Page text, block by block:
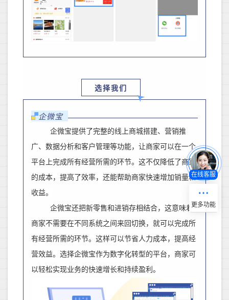
选择我们
企微宝
企微宝提供了完整的线上商城搭建、营销推
广、数据分析和客户管理等功能，让商家可以在一个
平台上完成所有经营所需的环节。这不仅降低了商家
的成本，提高了效率，还能帮助商家快速增加销量和
收益。
企微宝还把新零售和进销存相结合，这意味着
商家不需要在不同系统之间来回切换，就可以完成所
有经营所需的环节。这样可以节省人力成本，提高经
营效益。选择企微宝作为数字化转型的平台，商家可
以轻松实现业务的快速增长和持续盈利。
在线客服